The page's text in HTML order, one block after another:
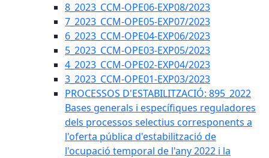
8_2023_CCM-OPE06-EXP08/2023
7_2023_CCM-OPE05-EXP07/2023
6_2023_CCM-OPE04-EXP06/2023
5_2023_CCM-OPE03-EXP05/2023
4_2023_CCM-OPE02-EXP04/2023
3_2023_CCM-OPE01-EXP03/2023
PROCESSOS D'ESTABILITZACIÓ: 895_2022
Bases generals i específiques reguladores
dels processos selectius corresponents a
l'oferta pública d'estabilització de
l'ocupació temporal de l'any 2022 i la